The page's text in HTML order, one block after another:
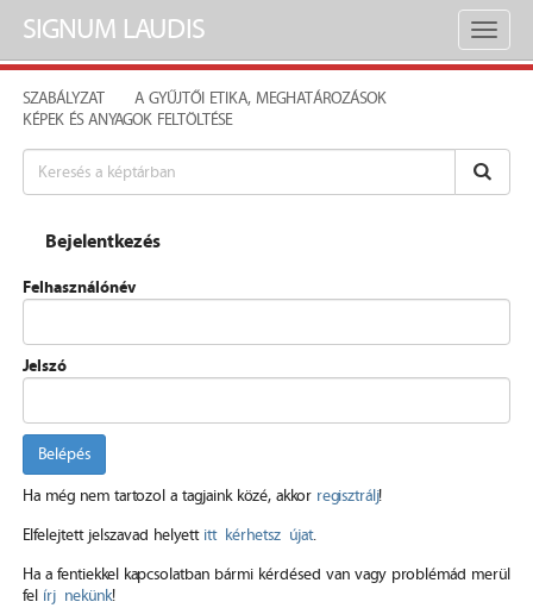
Toggle
SIGNUM LAUDIS
SZABÁLYZAT
A GYŰJTŐI ETIKA, MEGHATÁROZÁSOK
KÉPEK ÉS ANYAGOK FELTÖLTÉSE
Bejelentkezés
Felhasználónév
Jelszó
Belépés
Ha még nem tartozol a tagjaink közé, akkor regisztrálj!
Elfelejtett jelszavad helyett itt kérhetsz újat.
Ha a fentiekkel kapcsolatban bármi kérdésed van vagy problémád merül
fel írj nekünk!